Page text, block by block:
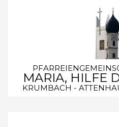
MARIA, HILFE
KRUMBACH -